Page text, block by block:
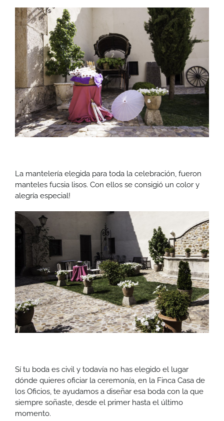
La mantelería elegida para toda la celebración, fueron
manteles fucsia lisos. Con ellos se consigió un color y
alegría especial!
Sí tu boda es civil y todavía no has elegido el lugar
dónde quieres oficiar la ceremonía, en la Finca Casa de
los Oficios, te ayudamos a diseñar esa boda con la que
siempre soñaste, desde el primer hasta el último
momento.